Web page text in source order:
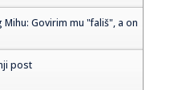
Govirim mu "fališ", a on
post